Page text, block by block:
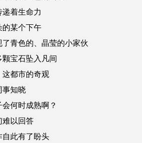
着生命力
的某个下午
青色的、晶莹的小家伙
宝石坠入凡间
这都市的奇观
事知晓
何时成熟啊？
难以回答
自此有了盼头